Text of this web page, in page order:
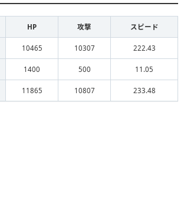
HP 攻撃 スピード
10465 10307 222.43
1400 500 11.05
11865 10807 233.48